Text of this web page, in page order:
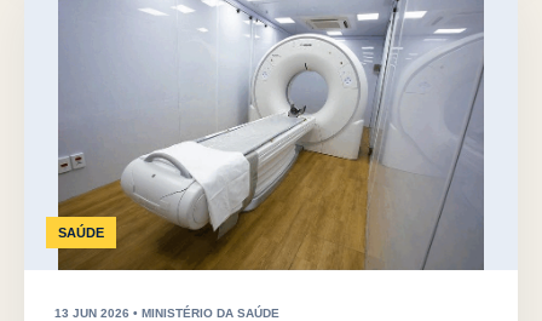
SAÚDE
13 JUN 2026 • MINISTÉRIO DA SAÚDE